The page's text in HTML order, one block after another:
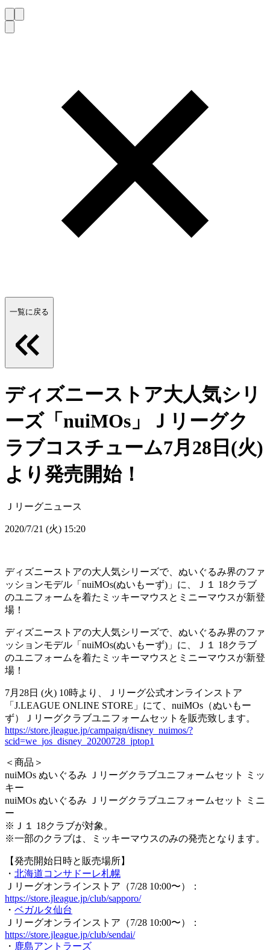
一覧に戻る
ディズニーストア大人気シリ
ーズ「nuiMOs」Ｊリーグク
ラブコスチューム7月28日(火)
より発売開始！
Ｊリーグニュース
2020/7/21 (火) 15:20
ディズニーストアの大人気シリーズで、ぬいぐるみ界のファ
ッションモデル「nuiMOs(ぬいもーず)」に、Ｊ１ 18クラブ
のユニフォームを着たミッキーマウスとミニーマウスが新登
場！
ディズニーストアの大人気シリーズで、ぬいぐるみ界のファ
ッションモデル「nuiMOs(ぬいもーず)」に、Ｊ１ 18クラブ
のユニフォームを着たミッキーマウスとミニーマウスが新登
場！
7月28日 (火) 10時より、Ｊリーグ公式オンラインストア
「J.LEAGUE ONLINE STORE」にて、nuiMOs（ぬいもー
ず）Ｊリーグクラブユニフォームセットを販売致します。
https://store.jleague.jp/campaign/disney_nuimos/?
scid=we_jos_disney_20200728_jptop1
＜商品＞
nuiMOs ぬいぐるみ Ｊリーグクラブユニフォームセット ミッ
キー
nuiMOs ぬいぐるみ Ｊリーグクラブユニフォームセット ミニ
ー
※Ｊ１ 18クラブが対象。
※一部のクラブは、ミッキーマウスのみの発売となります。
【発売開始日時と販売場所】
・ 北海道コンサドーレ札幌
Ｊリーグオンラインストア（7/28 10:00〜）：
https://store.jleague.jp/club/sapporo/
・ ベガルタ仙台
Ｊリーグオンラインストア（7/28 10:00〜）：
https://store.jleague.jp/club/sendai/
・ 鹿島アントラーズ